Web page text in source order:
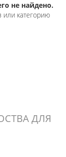
не найдено.
или категорию
ДЛЯ